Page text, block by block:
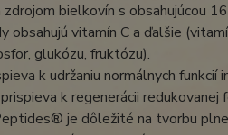
bielkovín s obsahujúcou
vitamín C a ďalšie
glukózu, fruktózu).
k udržaniu normálnych
k regenerácii
je dôležité na tvorbu